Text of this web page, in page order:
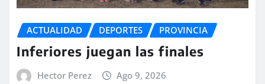
ACTUALIDAD DEPORTES PROVINCIA
Inferiores juegan las finales
Hector Perez Ago 9, 2026